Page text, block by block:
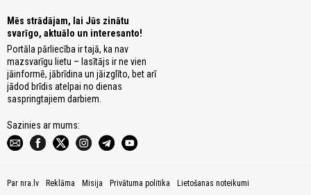
Mēs strādājam, lai Jūs zinātu
svarīgo, aktuālo un interesanto!
Portāla pārliecība ir tajā, ka nav
mazsvarīgu lietu – lasītājs ir ne vien
jāinformē, jābrīdina un jāizglīto, bet arī
jādod brīdis atelpai no dienas
saspringtajiem darbiem.
Sazinies ar mums:
Par nra.lv Reklāma Misija Privātuma politika Lietošanas noteikumi